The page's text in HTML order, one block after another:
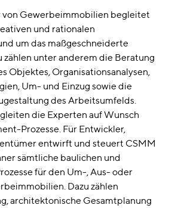
Gewerbeimmobilien begleitet
und rationalen
um das maßgeschneiderte
zählen unter anderem die Beratung
Objektes, Organisationsanalysen,
Um- und Einzug sowie die
des Arbeitsumfelds.
die Experten auf Wunsch
Prozesse. Für Entwickler,
entwirft und steuert CSMM
sämtliche baulichen und
für den Um-, Aus- oder
Dazu zählen
architektonische Gesamtplanung